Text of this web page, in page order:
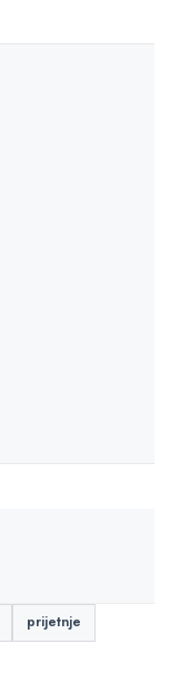
prijetnje